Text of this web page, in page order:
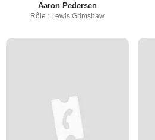
Aaron Pedersen
Rôle : Lewis Grimshaw